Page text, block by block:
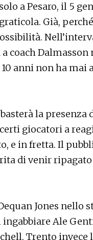
a Pesaro, il 5
Già,
coach
10 anni non ha
la presenza
giocatori a
e in fretta. Il
di venir
Jones nello
Ale
Trento invece